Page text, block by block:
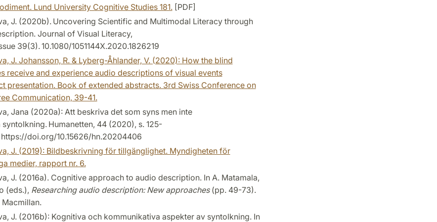
Lund University Cognitive Studies 181.[PDF]
J. (2020b). Uncovering Scientific and Multimodal Literacy through
Journal of Visual Literacy,
39(3). 10.1080/1051144X.2020.1826219​
J. Johansson, R. & Lyberg-Åhlander, V. (2020): How the blind
receive and experience audio descriptions of visual events
presentation. Book of extended abstracts. 3rd Swiss Conference on
Communication, 39-41.​
Jana (2020a): Att beskriva det som syns men inte
syntolkning. Humanetten, 44 (2020), s. 125-
https://doi.org/10.15626/hn.20204406​
J. (2019): Bildbeskrivning för tillgänglighet. Myndigheten för
medier, rapport nr. 6.
J. (2016a). Cognitive approach to audio description. In A. Matamala,
(eds.), Researching audio description: New approaches(pp. 49-73).
J. (2016b): Kognitiva och kommunikativa aspekter av syntolkning. In